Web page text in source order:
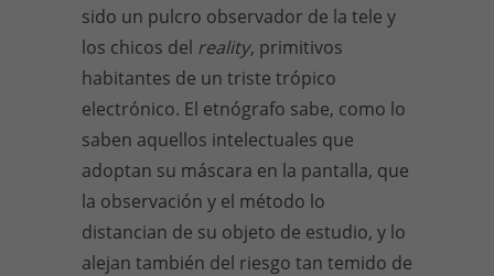
sido un pulcro observador de la tele y
los chicos del reality, primitivos
habitantes de un triste trópico
electrónico. El etnógrafo sabe, como lo
saben aquellos intelectuales que
adoptan su máscara en la pantalla, que
la observación y el método lo
distancian de su objeto de estudio, y lo
alejan también del riesgo tan temido de